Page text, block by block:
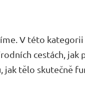
V této kategorii
cestách,
jak tělo skutečně